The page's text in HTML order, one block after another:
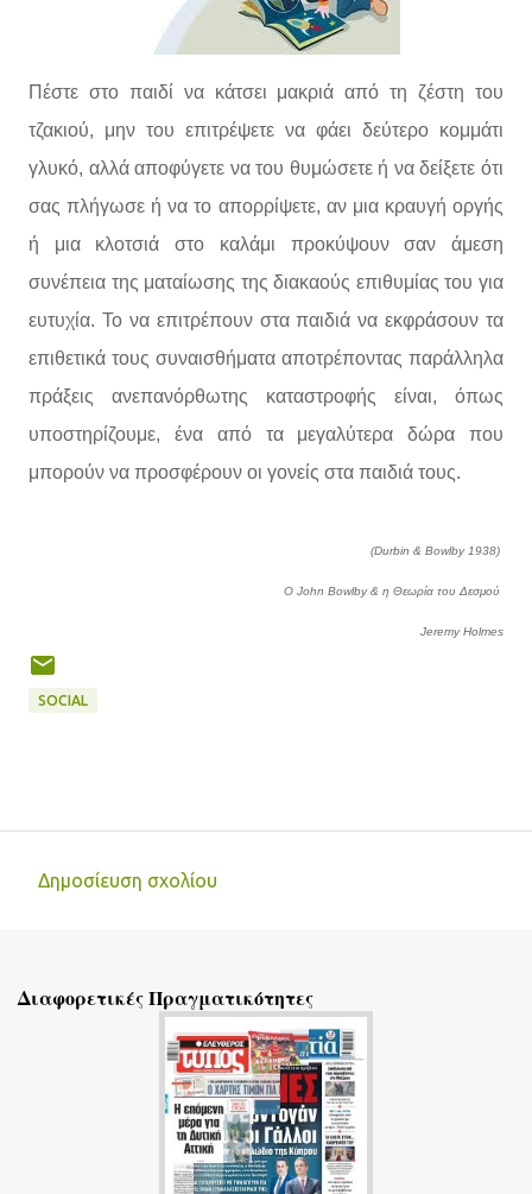
Πέστε στο παιδί να κάτσει μακριά από τη ζέστη του
τζακιού, μην του επιτρέψετε να φάει δεύτερο κομμάτι
γλυκό, αλλά αποφύγετε να του θυμώσετε ή να δείξετε ότι
σας πλήγωσε ή να το απορρίψετε, αν μια κραυγή οργής
ή μια κλοτσιά στο καλάμι προκύψουν σαν άμεση
συνέπεια της ματαίωσης της διακαούς επιθυμίας του για
ευτυχία. Το να επιτρέπουν στα παιδιά να εκφράσουν τα
επιθετικά τους συναισθήματα αποτρέποντας παράλληλα
πράξεις ανεπανόρθωτης καταστροφής είναι, όπως
υποστηρίζουμε, ένα από τα μεγαλύτερα δώρα που
μπορούν να προσφέρουν οι γονείς στα παιδιά τους.
(Durbin & Bowlby 1938)
Ο John Bowlby & η Θεωρία του Δεσμού
Jeremy Holmes
SOCIAL
λ
Δημοσίευση σχολίου
Διαφορετικές Πραγματικότητες